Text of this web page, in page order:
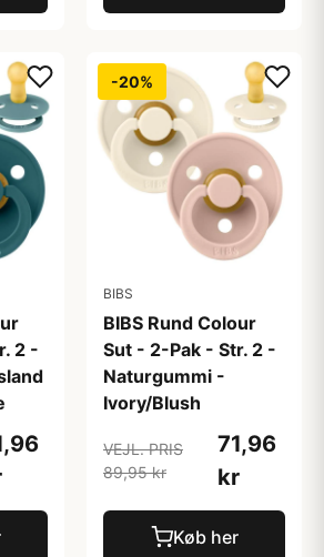
2 -
-20%
BIBS
BIBS Rund Colour
Sut - 2-Pak - Str. 2 -
Naturgummi -
Ivory/Blush
VEJL. PRIS
89,95 kr
71,96
kr
Køb her